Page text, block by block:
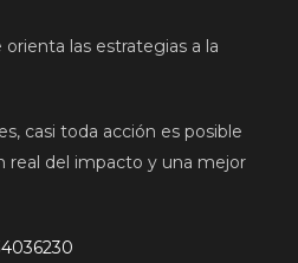
las estrategias a la
casi toda acción es posible
real del impacto y una mejor